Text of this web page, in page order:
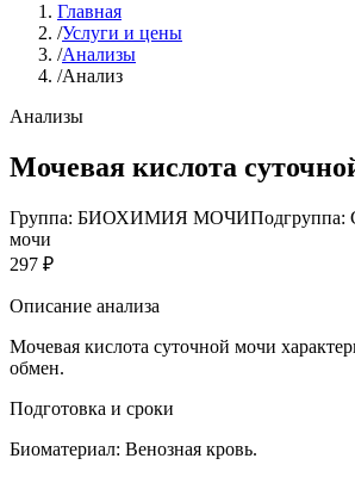
Главная
/Услуги и цены
/Анализы
/Анализ
Анализы
Мочевая кислота
Группа: БИОХИМИЯ МОЧИПодгруппа:
мочи
297 ₽
Описание анализа
Мочевая кислота суточной мочи
обмен.
Подготовка и сроки
Биоматериал: Венозная кровь.